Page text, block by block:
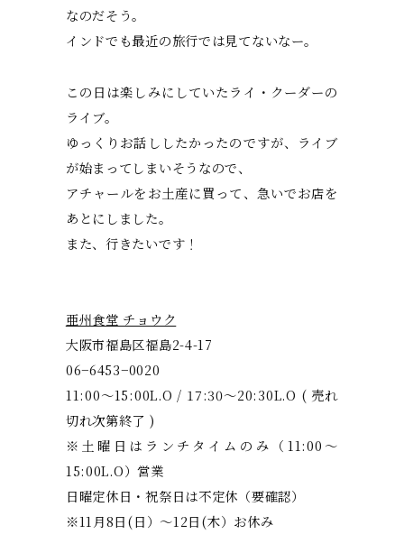
なのだそう。
インドでも最近の旅行では見てないなー。
この日は楽しみにしていたライ・クーダーの
ライブ。
ゆっくりお話ししたかったのですが、ライブ
が始まってしまいそうなので、
アチャールをお土産に買って、急いでお店を
あとにしました。
また、行きたいです！
亜州食堂 チョウク
大阪市福島区福島2-4-17
06−6453−0020
11:00〜15:00L.O / 17:30〜20:30L.O ( 売れ
切れ次第終了 )
※土曜日はランチタイムのみ（11:00〜
15:00L.O）営業
日曜定休日・祝祭日は不定休（要確認）
※11月8日(日）〜12日(木）お休み